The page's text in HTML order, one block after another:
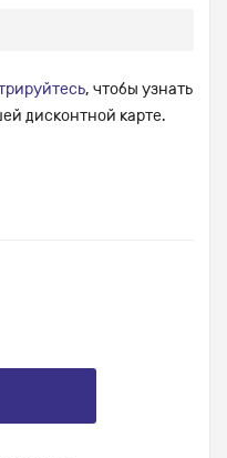
, чтобы узнать
дисконтной карте.